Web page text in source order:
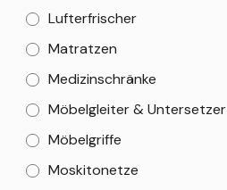
Lufterfrischer
Matratzen
Medizinschränke
Möbelgleiter & Untersetzer
Möbelgriffe
Moskitonetze